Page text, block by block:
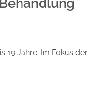
19 Jahre. Im Fokus